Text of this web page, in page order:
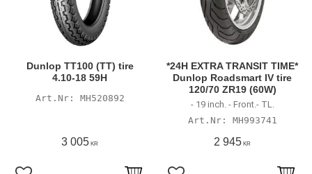
Dunlop TT100 (TT) tire
4.10-18 59H
MH520892
3 005 KR
*24H EXTRA TRANSIT TIME*
Dunlop Roadsmart IV tire
120/70 ZR19 (60W)
- 19 inch. - Front.- TL.
MH993741
2 945 KR